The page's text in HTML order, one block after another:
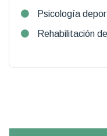
Psicología
Rehabilitación